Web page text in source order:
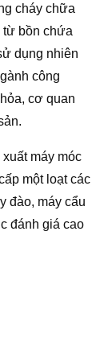
cháy chữa
từ bồn chứa
dụng nhiên
công
cơ quan
máy móc
một loạt các
đào, máy cẩu
đánh giá cao